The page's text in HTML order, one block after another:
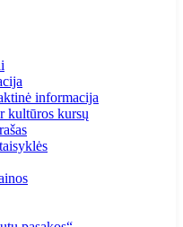
informacija
kultūros kursų